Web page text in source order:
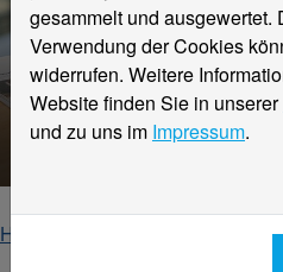
Home
gesammelt und
Verwendung der Cookies
widerrufen. Weitere
Website finden Sie in unserer
und zu uns im Impressum.